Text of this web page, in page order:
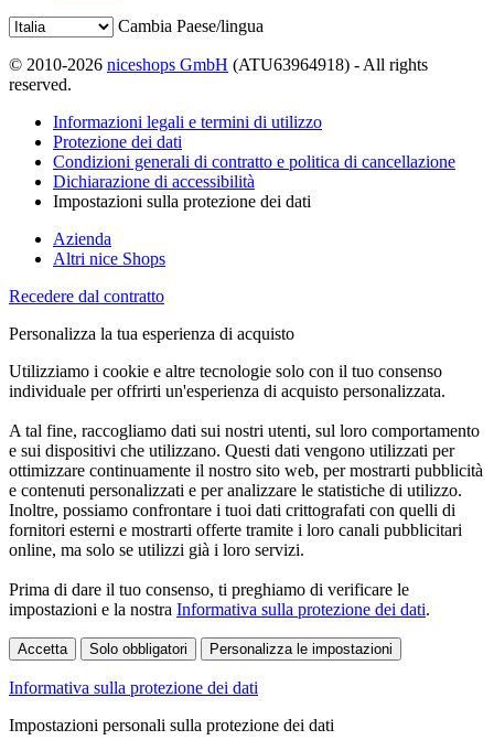
Cambia Paese/lingua
© 2010-2026 niceshops GmbH (ATU63964918) - All rights
reserved.
Informazioni legali e termini di utilizzo
Protezione dei dati
Condizioni generali di contratto e politica di cancellazione
Dichiarazione di accessibilità
Impostazioni sulla protezione dei dati
Azienda
Altri nice Shops
Recedere dal contratto
Personalizza la tua esperienza di acquisto
Utilizziamo i cookie e altre tecnologie solo con il tuo consenso
individuale per offrirti un'esperienza di acquisto personalizzata.
A tal fine, raccogliamo dati sui nostri utenti, sul loro comportamento
e sui dispositivi che utilizzano. Questi dati vengono utilizzati per
ottimizzare continuamente il nostro sito web, per mostrarti pubblicità
e contenuti personalizzati e per analizzare le statistiche di utilizzo.
Inoltre, possiamo confrontare i tuoi dati crittografati con quelli di
fornitori esterni e mostrarti offerte tramite i loro canali pubblicitari
online, ma solo se utilizzi già i loro servizi.
Prima di dare il tuo consenso, ti preghiamo di verificare le
impostazioni e la nostra Informativa sulla protezione dei dati.
Accetta Solo obbligatori Personalizza le impostazioni
Informativa sulla protezione dei dati
Impostazioni personali sulla protezione dei dati